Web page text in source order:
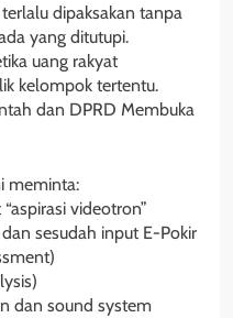
dipaksakan tanpa
yang ditutupi.
uang rakyat
kelompok tertentu.
dan DPRD Membuka
meminta:
videotron”
sesudah input E-Pokir
dan sound system